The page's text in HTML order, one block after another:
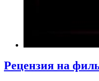
Рецензия на